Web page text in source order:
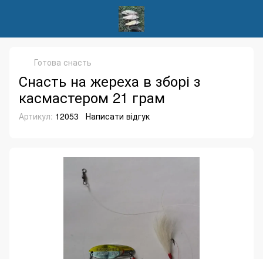
Готова снасть
Снасть на жереха в зборі з
касмастером 21 грам
Артикул: 12053 Написати відгук